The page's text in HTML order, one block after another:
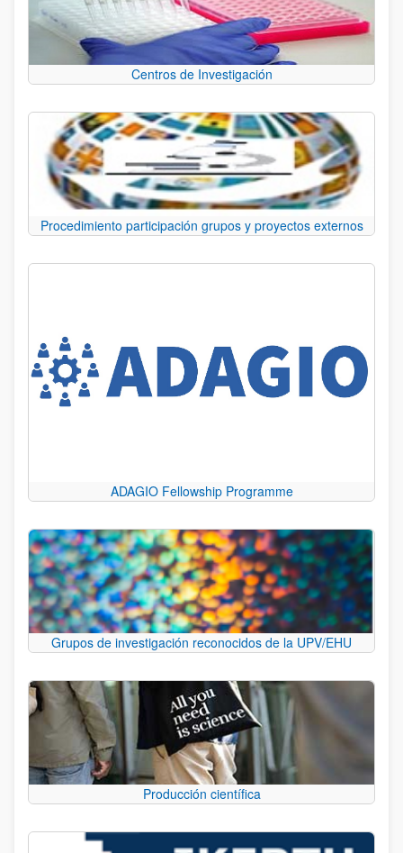
Centros de Investigación
Procedimiento participación grupos y proyectos externos
ADAGIO Fellowship Programme
Grupos de investigación reconocidos de la UPV/EHU
Producción científica